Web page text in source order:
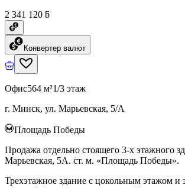
2 341 120 ƃ
Конвертер валют
Офис564 м²1/3 этаж
г. Минск, ул. Марьевская, 5/А
Площадь Победы
Продажа отдельно стоящего 3-х этажного
Марьевская, 5А. ст. м. «Площадь Победы».
Трехэтажное здание с цокольным этажом и